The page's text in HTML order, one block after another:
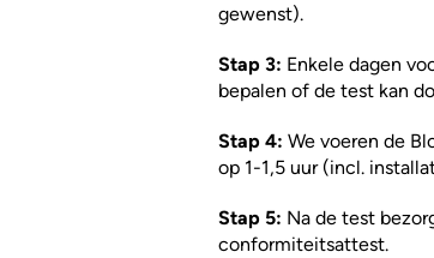
gewenst).
Stap 3: Enkele dagen
bepalen of de test kan
Stap 4: We voeren de
op 1-1,5 uur (incl.
Stap 5: Na de test
conformiteitsattest.